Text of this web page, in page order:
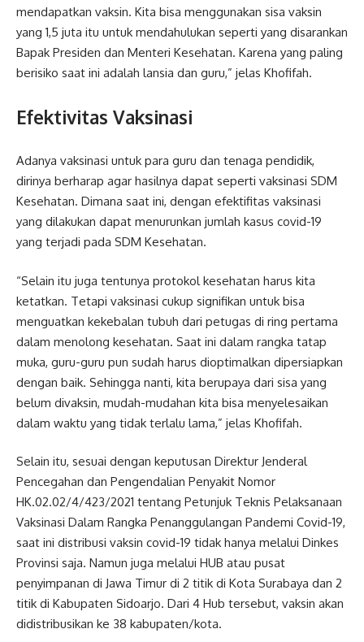
mendapatkan vaksin. Kita bisa menggunakan sisa vaksin
yang 1,5 juta itu untuk mendahulukan seperti yang disarankan
Bapak Presiden dan Menteri Kesehatan. Karena yang paling
berisiko saat ini adalah lansia dan guru,” jelas Khofifah.
Efektivitas Vaksinasi
Adanya vaksinasi untuk para guru dan tenaga pendidik,
dirinya berharap agar hasilnya dapat seperti vaksinasi SDM
Kesehatan. Dimana saat ini, dengan efektifitas vaksinasi
yang dilakukan dapat menurunkan jumlah kasus covid-19
yang terjadi pada SDM Kesehatan.
“Selain itu juga tentunya protokol kesehatan harus kita
ketatkan. Tetapi vaksinasi cukup signifikan untuk bisa
menguatkan kekebalan tubuh dari petugas di ring pertama
dalam menolong kesehatan. Saat ini dalam rangka tatap
muka, guru-guru pun sudah harus dioptimalkan dipersiapkan
dengan baik. Sehingga nanti, kita berupaya dari sisa yang
belum divaksin, mudah-mudahan kita bisa menyelesaikan
dalam waktu yang tidak terlalu lama,” jelas Khofifah.
Selain itu, sesuai dengan keputusan Direktur Jenderal
Pencegahan dan Pengendalian Penyakit Nomor
HK.02.02/4/423/2021 tentang Petunjuk Teknis Pelaksanaan
Vaksinasi Dalam Rangka Penanggulangan Pandemi Covid-19,
saat ini distribusi vaksin covid-19 tidak hanya melalui Dinkes
Provinsi saja. Namun juga melalui HUB atau pusat
penyimpanan di Jawa Timur di 2 titik di Kota Surabaya dan 2
titik di Kabupaten Sidoarjo. Dari 4 Hub tersebut, vaksin akan
didistribusikan ke 38 kabupaten/kota.